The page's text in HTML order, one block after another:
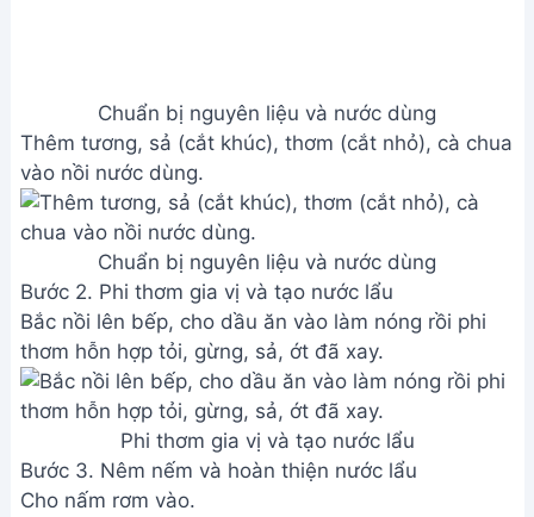
Chuẩn bị nguyên liệu và nước dùng
Thêm tương, sả (cắt khúc), thơm (cắt nhỏ), cà chua
vào nồi nước dùng.
Chuẩn bị nguyên liệu và nước dùng
Bước 2. Phi thơm gia vị và tạo nước lẩu
Bắc nồi lên bếp, cho dầu ăn vào làm nóng rồi phi
thơm hỗn hợp tỏi, gừng, sả, ớt đã xay.
Phi thơm gia vị và tạo nước lẩu
Bước 3. Nêm nếm và hoàn thiện nước lẩu
Cho nấm rơm vào.